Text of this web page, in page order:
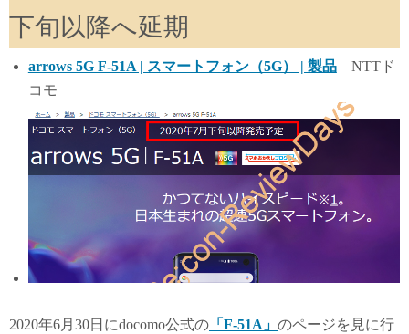
下旬以降へ延期
arrows 5G F-51A | スマートフォン（5G） | 製品– NTTド
コモ
2020年6月30日にdocomo公式の 「F-51A」 のページを見に行